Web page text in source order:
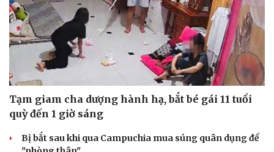
Du lịch
Tư vấn
Săn Tour
check-in
Câu
Đọc
Cửa
Kể
Hạt
Tạm giam cha dượng hành hạ, bắt bé gái 11 tuổi
quỳ đến 1 giờ sáng
Bị bắt sau khi qua Campuchia mua súng quân dụng để